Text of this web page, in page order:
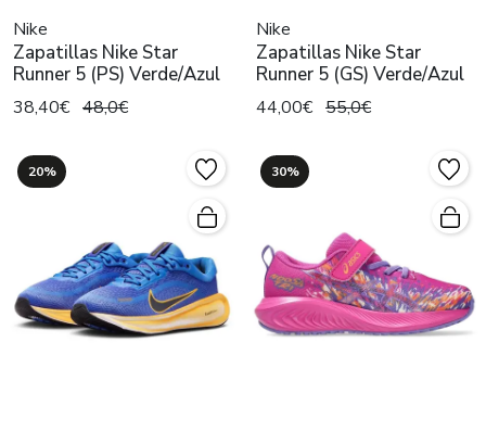
Nike
Zapatillas Nike Star
Runner 5 (PS) Verde/Azul
38,40€ 48,0€
Nike
Zapatillas Nike Star
Runner 5 (GS) Verde/Azul
44,00€ 55,0€
20% 30%